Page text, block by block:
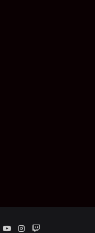
YouTubeInstagram
Twitch